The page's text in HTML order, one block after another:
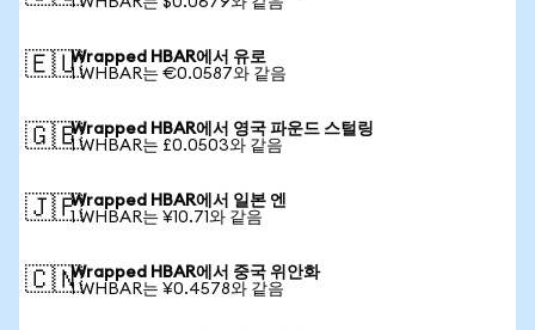
🇪🇺Wrapped HBAR에서 유로
1 WHBAR는 €0.0587와 같음
🇬🇧Wrapped HBAR에서 영국 파운드 스털링
1 WHBAR는 £0.0503와 같음
🇯🇵Wrapped HBAR에서 일본 엔
1 WHBAR는 ¥10.71와 같음
🇨🇳Wrapped HBAR에서 중국 위안화
1 WHBAR는 ¥0.4578와 같음